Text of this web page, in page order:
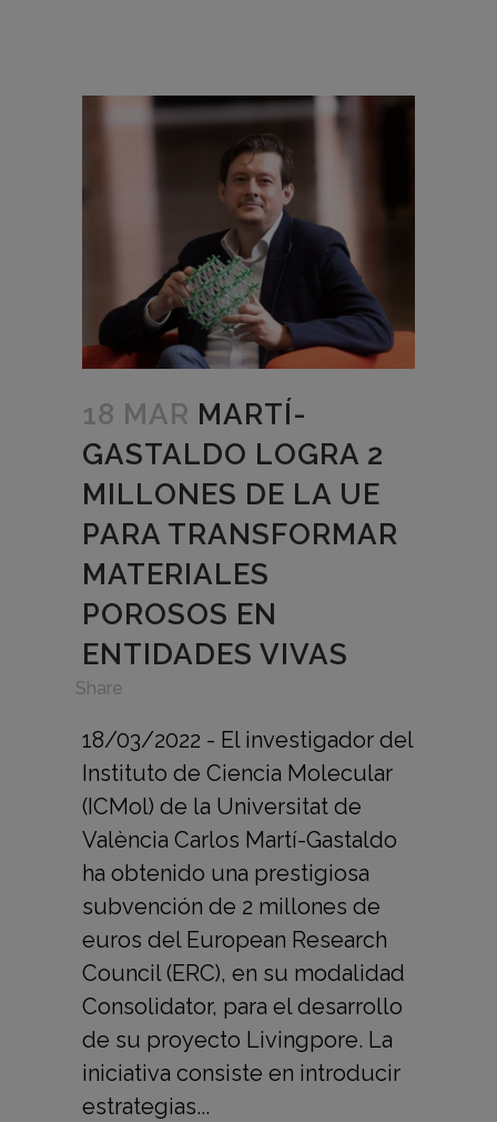
18 MAR MARTÍ-
GASTALDO LOGRA 2
MILLONES DE LA UE
PARA TRANSFORMAR
MATERIALES
POROSOS EN
ENTIDADES VIVAS
Share
18/03/2022 - El investigador del
Instituto de Ciencia Molecular
(ICMol) de la Universitat de
València Carlos Martí-Gastaldo
ha obtenido una prestigiosa
subvención de 2 millones de
euros del European Research
Council (ERC), en su modalidad
Consolidator, para el desarrollo
de su proyecto Livingpore. La
iniciativa consiste en introducir
estrategias...